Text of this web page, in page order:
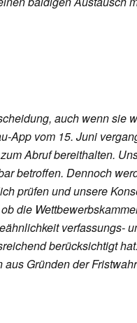
auch wenn sie
App vom 15. Juni
Abruf bereithalten.
betroffen. Dennoch
prüfen und unsere
die
verfassungs-
berücksichtigt
Gründen der